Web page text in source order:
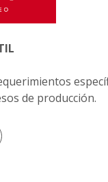
de producción.